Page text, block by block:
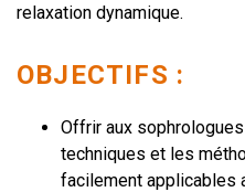
relaxation dynamique.
OBJECTIFS :
Offrir aux
techniques et les
facilement applicables